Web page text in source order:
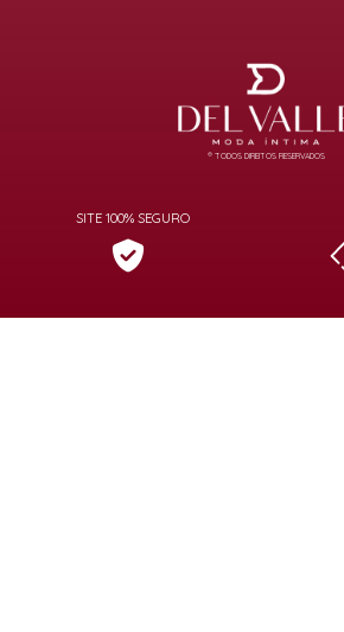
SITE 100% SEGURO
® TODOS DIREITOS RESERVADOS